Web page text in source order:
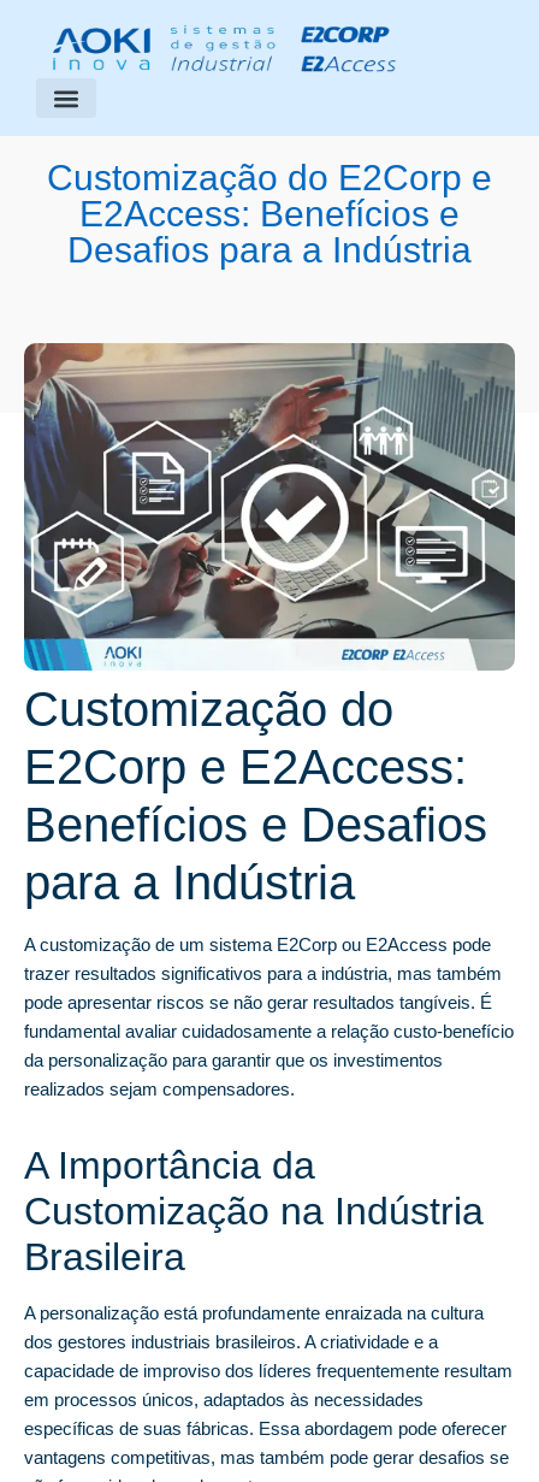
Customização do E2Corp e
E2Access: Benefícios e
Desafios para a Indústria
Customização do
E2Corp e E2Access:
Benefícios e Desafios
para a Indústria
A customização de um sistema E2Corp ou E2Access pode
trazer resultados significativos para a indústria, mas também
pode apresentar riscos se não gerar resultados tangíveis. É
fundamental avaliar cuidadosamente a relação custo-benefício
da personalização para garantir que os investimentos
realizados sejam compensadores.
A Importância da
Customização na Indústria
Brasileira
A personalização está profundamente enraizada na cultura
dos gestores industriais brasileiros. A criatividade e a
capacidade de improviso dos líderes frequentemente resultam
em processos únicos, adaptados às necessidades
específicas de suas fábricas. Essa abordagem pode oferecer
vantagens competitivas, mas também pode gerar desafios se